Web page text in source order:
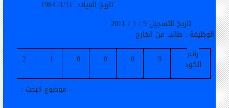
تاريخ الميلاد :1/11/ 1984
تاريخ التسجيل 9 / 1 / 2011
الوظيفة : طالب من الخارج
رقم
الكود 9
0
0
0
1
2
موضوع البحث :